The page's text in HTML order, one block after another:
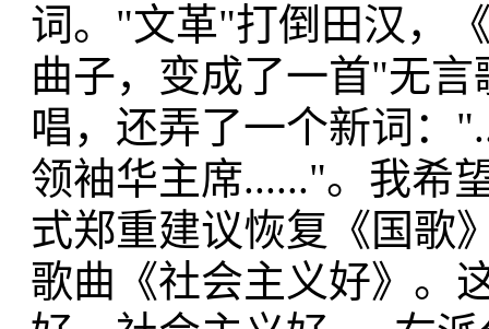
词。"文革"打倒田汉，
曲子，变成了一首"无
唱，还弄了一个新词：
领袖华主席......"。我希
式郑重建议恢复《国歌
歌曲《社会主义好》。